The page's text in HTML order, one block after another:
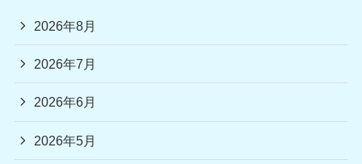
2026年8月
2026年7月
2026年6月
2026年5月